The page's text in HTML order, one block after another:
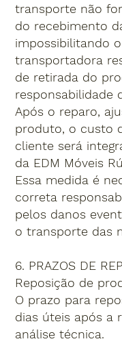
transporte não
do recebimento
impossibilitando
transportadora
de retirada do
responsabilidade
Após o reparo,
produto, o custo
cliente será
da EDM Móveis
Essa medida é
correta
pelos danos
o transporte das
6. PRAZOS DE
Reposição de
O prazo para
dias úteis após a
análise técnica.